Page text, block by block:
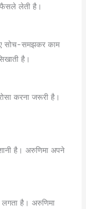
लेती है।
सोच-समझकर काम
है।
करना जरूरी है।
है। अरुणिमा अपने
है। अरुणिमा